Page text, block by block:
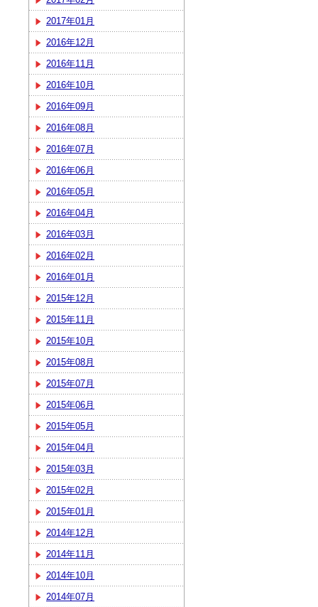
2017年01月
2016年12月
2016年11月
2016年10月
2016年09月
2016年08月
2016年07月
2016年06月
2016年05月
2016年04月
2016年03月
2016年02月
2016年01月
2015年12月
2015年11月
2015年10月
2015年08月
2015年07月
2015年06月
2015年05月
2015年04月
2015年03月
2015年02月
2015年01月
2014年12月
2014年11月
2014年10月
2014年07月